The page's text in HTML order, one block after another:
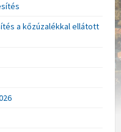
a kőzúzalékkal ellátott